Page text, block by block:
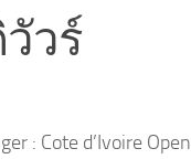
วร์
: Cote d’Ivoire Open